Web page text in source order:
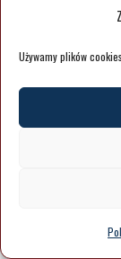
Używamy plików
Gospodarka Chin